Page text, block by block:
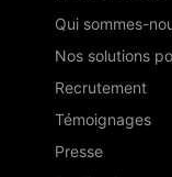
Qui sommes-
Nos solutions
Recrutement
Témoignages
Presse